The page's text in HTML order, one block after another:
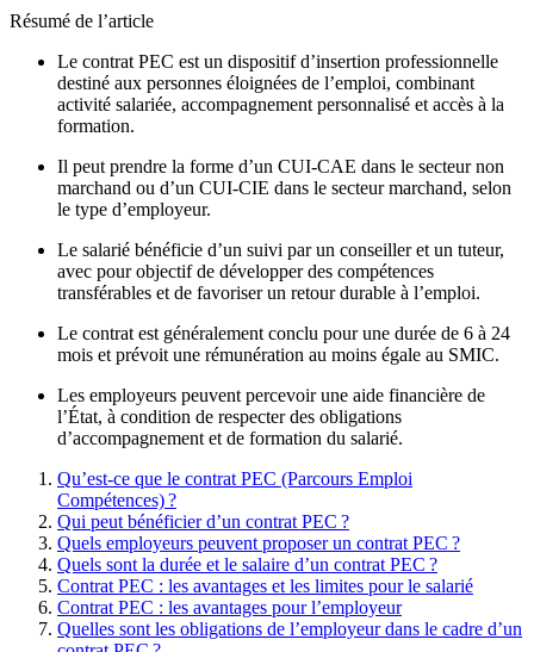
Résumé de l’article
Le contrat PEC est un dispositif d’insertion professionnelle
destiné aux personnes éloignées de l’emploi, combinant
activité salariée, accompagnement personnalisé et accès à la
formation.
Il peut prendre la forme d’un CUI-CAE dans le secteur non
marchand ou d’un CUI-CIE dans le secteur marchand, selon
le type d’employeur.
Le salarié bénéficie d’un suivi par un conseiller et un tuteur,
avec pour objectif de développer des compétences
transférables et de favoriser un retour durable à l’emploi.
Le contrat est généralement conclu pour une durée de 6 à 24
mois et prévoit une rémunération au moins égale au SMIC.
Les employeurs peuvent percevoir une aide financière de
l’État, à condition de respecter des obligations
d’accompagnement et de formation du salarié.
Qu’est-ce que le contrat PEC (Parcours Emploi
Compétences) ?
Qui peut bénéficier d’un contrat PEC ?
Quels employeurs peuvent proposer un contrat PEC ?
Quels sont la durée et le salaire d’un contrat PEC ?
Contrat PEC : les avantages et les limites pour le salarié
Contrat PEC : les avantages pour l’employeur
Quelles sont les obligations de l’employeur dans le cadre d’un